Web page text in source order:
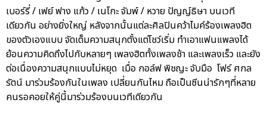
เบอร์รี่ / เฟย์ ฟาง แก้ว / เนโกะ จัมพ์ / หวาย ปัญญ์ธิษา บนเวที
เดียวกัน อย่างยิ่งใหญ่ หลังจากนั้นแต่ละศิลปินคว้าไมค์ร้องเพลงฮิต
ของตัวเองแบบ จัดเต็มความสนุกตั้งแต่โชว์เริ่ม ทำเอาแฟนแพลงได้
ย้อนความคิดถึงไปกับหลายๆ เพลงฮิตทั้งเพลงช้า และเพลงเร็ว และยัง
ต่อเนื่องความสนุกแบบไม่หยุด เมื่อ กอล์ฟ พิชญะ จับมือ โฟร์ ศกล
รัตน์ มาร่วมร้องกันในเพลง เปลี่ยนกันไหม ถือเป็นซีนน่ารักๆที่หลาย
คนรอคอยให้คู่นี้มาร่วมร้องบนเวทีเดียวกัน